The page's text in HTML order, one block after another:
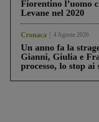
Fiorentino l’uomo
Levane nel 2020
Cronaca 4 Agosto 2026
Un anno fa la
Gianni, Giulia e
processo, lo stop